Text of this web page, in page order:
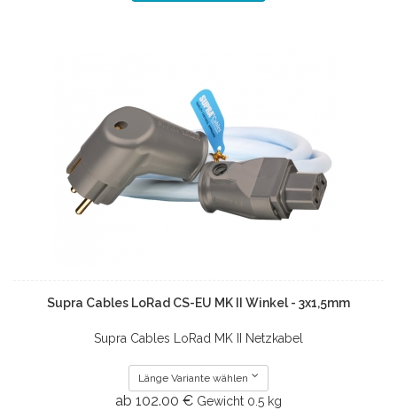
Supra Cables LoRad CS-EU MK II Winkel - 3x1,5mm
Supra Cables LoRad MK II Netzkabel
Länge Variante wählen
ab 102.00 € Gewicht 0.5 kg